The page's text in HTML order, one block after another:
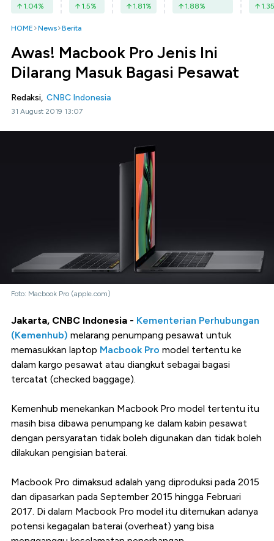
1.04% 1.5% 1.81% 1.88% 1.35
HOME News Berita
Awas! Macbook Pro Jenis Ini
Dilarang Masuk Bagasi Pesawat
Redaksi, CNBC Indonesia
31 August 2019 13:07
Foto: Macbook Pro (apple.com)
Jakarta, CNBC Indonesia - Kementerian Perhubungan
(Kemenhub) melarang penumpang pesawat untuk
memasukkan laptop Macbook Pro model tertentu ke
dalam kargo pesawat atau diangkut sebagai bagasi
tercatat (checked baggage).
Kemenhub menekankan Macbook Pro model tertentu itu
masih bisa dibawa penumpang ke dalam kabin pesawat
dengan persyaratan tidak boleh digunakan dan tidak boleh
dilakukan pengisian baterai.
Macbook Pro dimaksud adalah yang diproduksi pada 2015
dan dipasarkan pada September 2015 hingga Februari
2017. Di dalam Macbook Pro model itu ditemukan adanya
potensi kegagalan baterai (overheat) yang bisa